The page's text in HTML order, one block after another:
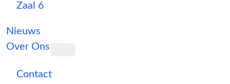
Zaal 6
Nieuws
Over Ons
Contact